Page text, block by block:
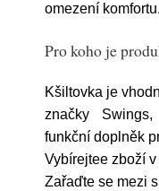
omezení komfortu.
Pro koho je
Kšiltovka je
značky
funkční doplněk
Vybírejtee zboží
Zařaďte se mezi